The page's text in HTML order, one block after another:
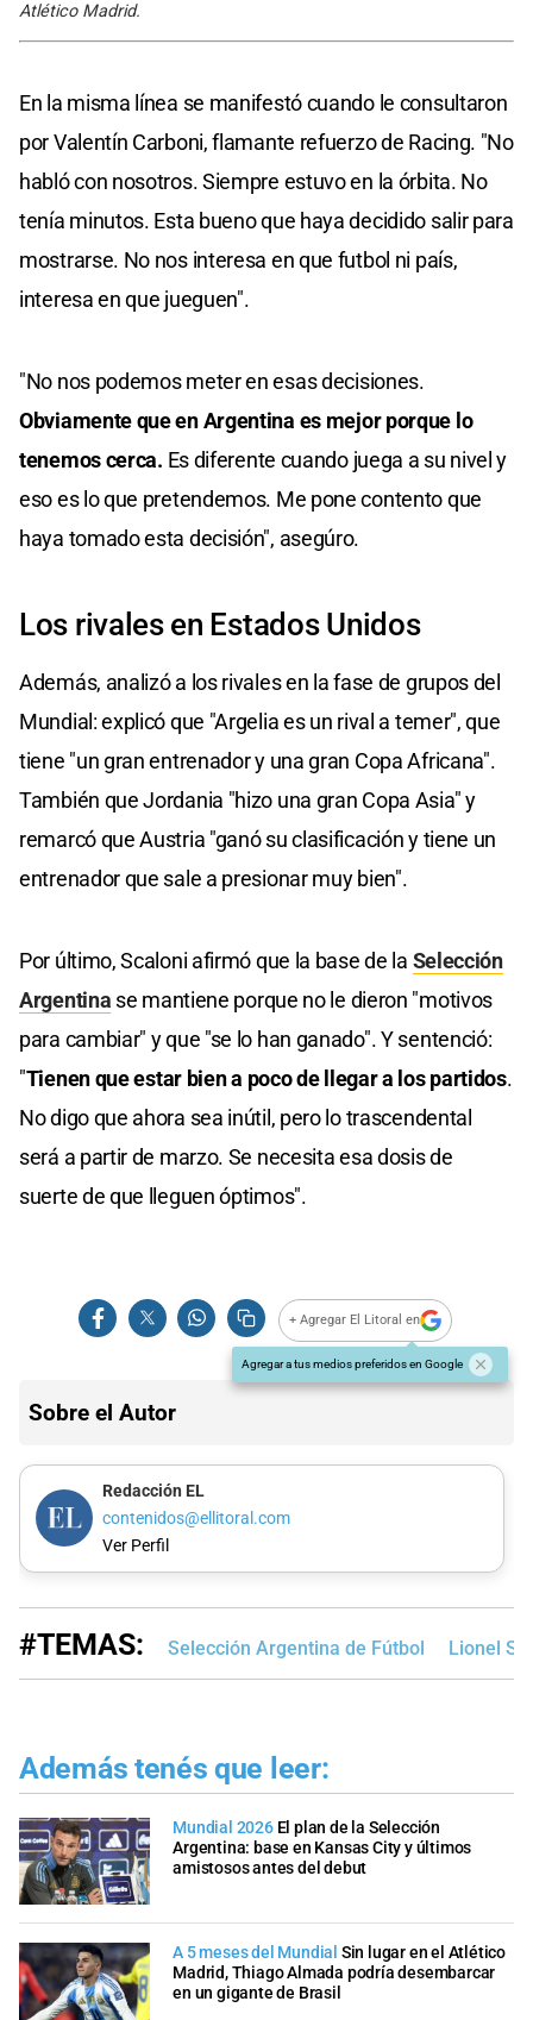
Atlético Madrid.
En la misma línea se manifestó cuando le consultaron
por Valentín Carboni, flamante refuerzo de Racing. "No
habló con nosotros. Siempre estuvo en la órbita. No
tenía minutos. Esta bueno que haya decidido salir para
mostrarse. No nos interesa en que futbol ni país,
interesa en que jueguen".
"No nos podemos meter en esas decisiones.
Obviamente que en Argentina es mejor porque lo
tenemos cerca. Es diferente cuando juega a su nivel y
eso es lo que pretendemos. Me pone contento que
haya tomado esta decisión", asegúro.
Los rivales en Estados Unidos
Además, analizó a los rivales en la fase de grupos del
Mundial: explicó que "Argelia es un rival a temer", que
tiene "un gran entrenador y una gran Copa Africana".
También que Jordania "hizo una gran Copa Asia" y
remarcó que Austria "ganó su clasificación y tiene un
entrenador que sale a presionar muy bien".
Por último, Scaloni afirmó que la base de la Selección
Argentina se mantiene porque no le dieron "motivos
para cambiar" y que "se lo han ganado". Y sentenció:
"Tienen que estar bien a poco de llegar a los partidos.
No digo que ahora sea inútil, pero lo trascendental
será a partir de marzo. Se necesita esa dosis de
suerte de que lleguen óptimos".
+ Agregar El Litoral en
Agregar a tus medios preferidos en Google
Sobre el Autor
Redacción EL
contenidos@ellitoral.com
Ver Perfil
#TEMAS: Selección Argentina de Fútbol Lionel
Además tenés que leer:
Mundial 2026 El plan de la Selección
Argentina: base en Kansas City y últimos
amistosos antes del debut
A 5 meses del Mundial Sin lugar en el Atlético
Madrid, Thiago Almada podría desembarcar
en un gigante de Brasil